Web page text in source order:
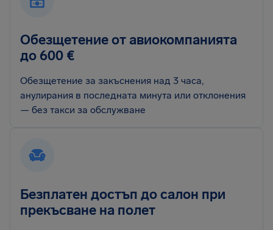
Обезщетение от авиокомпанията
до 600 €
Обезщетение за закъснения над 3 часа,
анулирания в последната минута или отклонения
— без такси за обслужване
Безплатен достъп до салон при
прекъсване на полет